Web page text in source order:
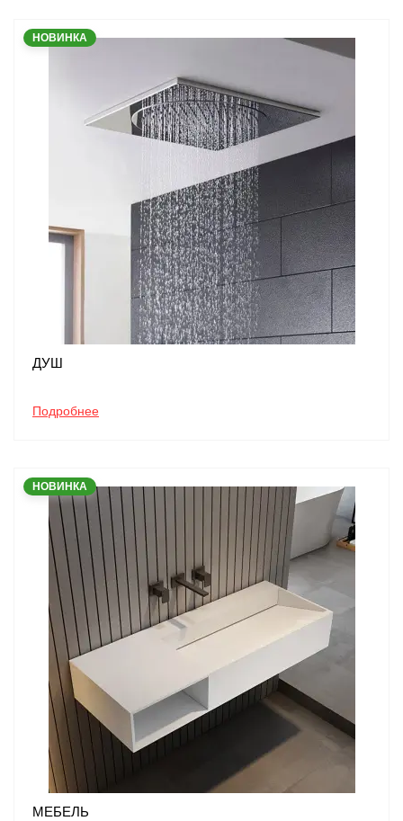
НОВИНКА
ДУШ
Подробнее
НОВИНКА
МЕБЕЛЬ